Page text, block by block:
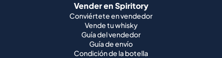
Vender en Spiritory
Conviértete en vendedor
Vende tu whisky
Guía del vendedor
Guía de envío
Condición de la botella